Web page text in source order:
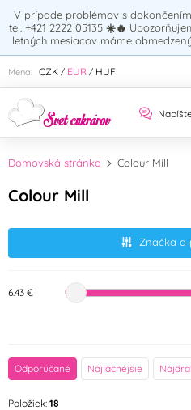
V prípade problémov s
tel. +421 2222 05135 ☀️🔥
letných mesiacov máme
Mena: CZK / EUR / HUF
Zadajte hľadaný výraz:
Domovská stránka Colour Mill
Colour Mill
Značka a
Farba
6.43 €
Odporúčané Najlacnejšie
Položiek: 18